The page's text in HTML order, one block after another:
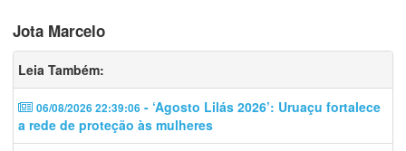
Jota Marcelo
Leia Também:
06/08/2026 22:39:06 - ‘Agosto Lilás 2026’: Uruaçu fortalece
a rede de proteção às mulheres